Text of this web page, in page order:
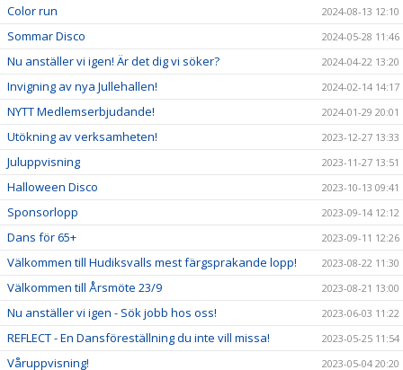
Color run 2024-08-13 12:10
Sommar Disco 2024-05-28 11:46
Nu anställer vi igen! Är det dig vi söker? 2024-04-22 13:20
Invigning av nya Jullehallen! 2024-02-14 14:17
NYTT Medlemserbjudande! 2024-01-29 20:01
Utökning av verksamheten! 2023-12-27 13:33
Juluppvisning 2023-11-27 13:51
Halloween Disco 2023-10-13 09:41
Sponsorlopp 2023-09-14 12:12
Dans för 65+ 2023-09-11 12:26
Välkommen till Hudiksvalls mest färgsprakande lopp! 2023-08-22 11:30
Välkommen till Årsmöte 23/9 2023-08-21 13:00
Nu anställer vi igen - Sök jobb hos oss! 2023-06-03 11:22
REFLECT - En Dansföreställning du inte vill missa! 2023-05-25 11:54
Våruppvisning! 2023-05-04 20:20